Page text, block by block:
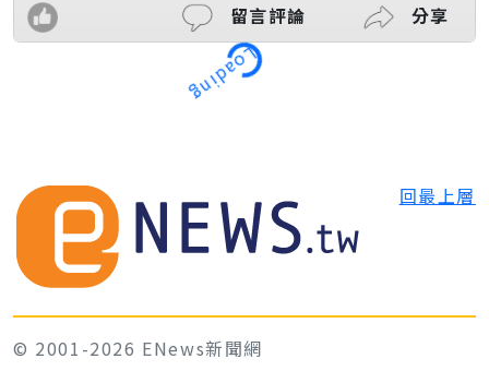
留言評論 分享
Loading
回最上層
© 2001-2026 ENews新聞網